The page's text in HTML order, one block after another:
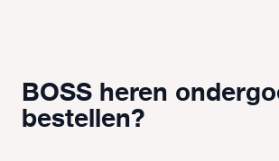
BOSS heren
bestellen?